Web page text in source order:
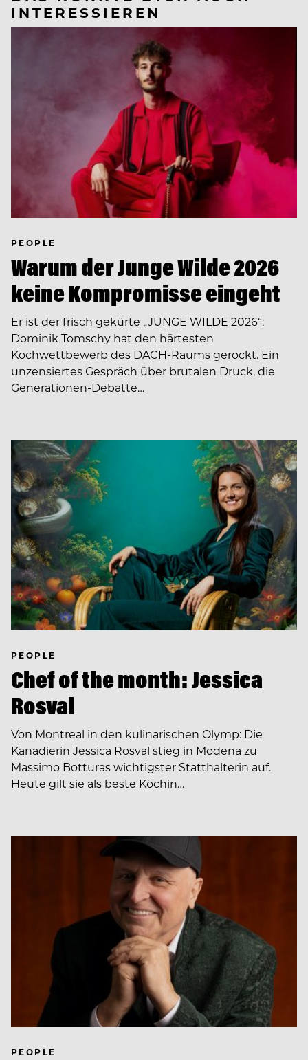
INTERESSIEREN
PEOPLE
Warum der Junge Wilde 2026
keine Kompromisse eingeht
Er ist der frisch gekürte „JUNGE WILDE 2026“:
Dominik Tomschy hat den härtesten
Kochwettbewerb des DACH-Raums gerockt. Ein
unzensiertes Gespräch über brutalen Druck, die
Generationen-Debatte…
PEOPLE
Chef of the month: Jessica
Rosval
Von Montreal in den kulinarischen Olymp: Die
Kanadierin Jessica Rosval stieg in Modena zu
Massimo Botturas wichtigster Statthalterin auf.
Heute gilt sie als beste Köchin…
PEOPLE